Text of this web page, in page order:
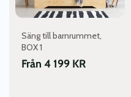
Säng till barnrummet,
BOX 1
Från 4 199 KR
De
olika
alternativen
kan
väljas